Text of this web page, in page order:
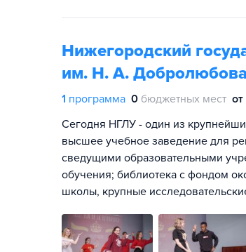
Нижегородский
им. Н. А. Добролюбова
1 программа 0 бюджетных мест
Сегодня НГЛУ - один из
высшее учебное заведение для
сведущими образовательными
обучения; библиотека с фондом
школы, крупные